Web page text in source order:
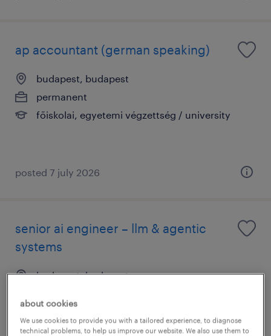
ap accountant (german speaking)
budapest, budapest
permanent
főiskolai, egyetemi végzettség / university
posted 7 july 2026
senior ai engineer – llm & agentic
systems
budapest, budapest
about cookies
We use cookies to provide you with a tailored experience, to diagnose
technical problems, to help us improve our website. We also use them to